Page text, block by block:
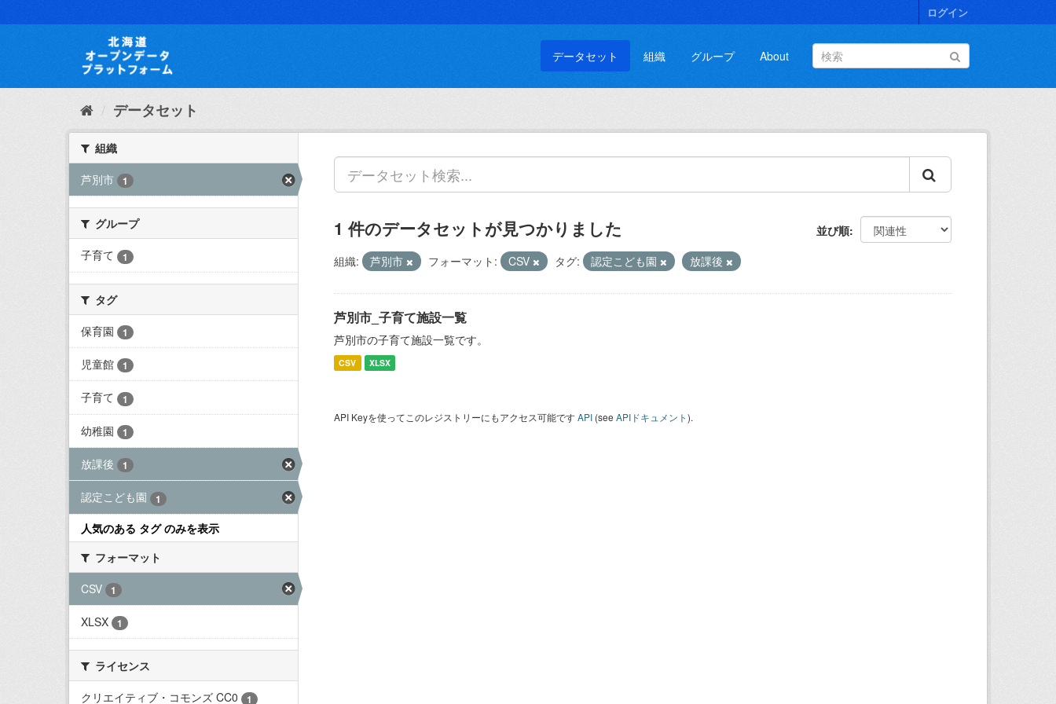
キ
て
ログイン
データセット 組織 グループ About
データセット
組織
芦別市
1
グループ
子育て
1
タグ
保育園
1
児童館 1
子育て 1
幼稚園 1
放課後 1
認定こども園 1
人気のある タグ のみを表示
フォーマット
CSV
1
XLSX 1
ライセンス
クリエイティブ・コモンズ CC0
1
並び順
1 件のデータセットが見つかりました
組織: 芦別市 フォーマット: CSV タグ: 認定こども園 放課後
芦別市_子育て施設一覧
芦別市の子育て施設一覧です。
CSV XLSX
API Keyを使ってこのレジストリーにもアクセス可能ですAPI (see APIドキュメント).